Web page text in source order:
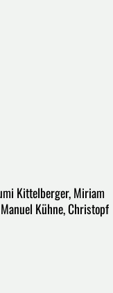
Kittelberger, Miriam
Kühne, Christopf